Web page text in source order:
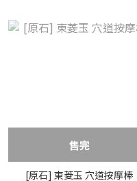
售完
[原石] 東菱玉 穴道按摩棒